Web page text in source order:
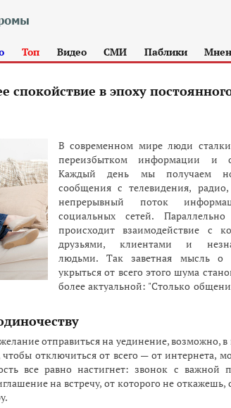
Топ Видео СМИ Паблики
спокойствие в эпоху
В современном мире люди
переизбытком информации и
Каждый день мы получаем
сообщения с телевидения,
непрерывный поток
социальных сетей.
происходит взаимодействие с
друзьями, клиентами и
людьми. Так заветная мысль о
укрыться от всего этого шума
более актуальной: "Столько
отправиться на уединение, возможно,
отключиться от всего — от интернета,
все равно настигнет: звонок с важной
на встречу, от которого не откажешь,